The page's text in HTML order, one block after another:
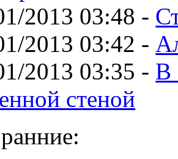
2013 03:48 -
2013 03:42 -
2013 03:35 - В
стеной